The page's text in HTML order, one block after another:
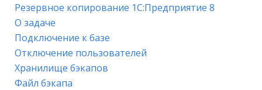
Резервное копирование 1С:Предприятие 8
О задаче
Подключение к базе
Отключение пользователей
Хранилище бэкапов
Файл бэкапа